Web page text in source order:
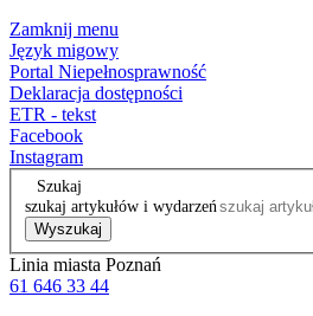
Zamknij menu
Język migowy
Portal Niepełnosprawność
Deklaracja dostępności
ETR - tekst
Facebook
Instagram
Szukaj
szukaj artykułów i wydarzeń
Wyszukaj
Linia miasta Poznań
61 646 33 44